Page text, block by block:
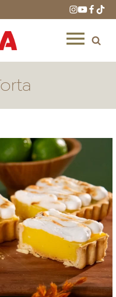
AROSA
DISTRIBUIDORES E
REPRESENTANTES
AGENDA DE CURSOS